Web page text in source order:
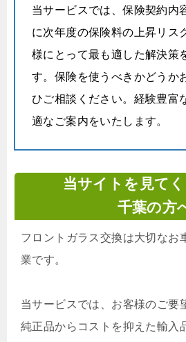
当サービスでは、保険契約内
に次年度の保険料の上昇リス
様にとって最も適した解決策
す。保険を使うべきかどうか
ひご相談ください。経験豊富
適なご案内をいたします。
当サイトを見て
千葉の方
フロントガラス交換は大切なお
業です。
当サービスでは、お客様のご要
純正品からコストを抑えた輸入